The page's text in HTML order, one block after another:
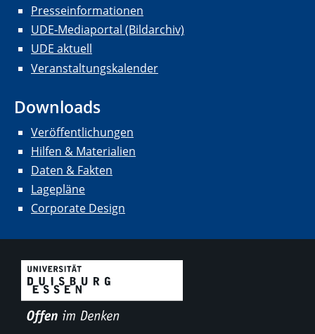
Presseinformationen
UDE-Mediaportal (Bildarchiv)
UDE aktuell
Veranstaltungskalender
Downloads
Veröffentlichungen
Hilfen & Materialien
Daten & Fakten
Lagepläne
Corporate Design